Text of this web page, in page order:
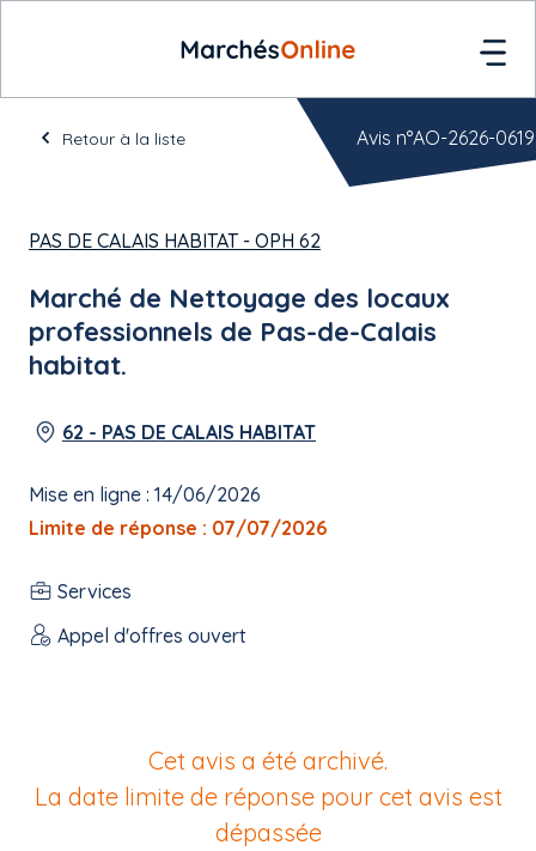
Retour à la liste
PAS DE CALAIS HABITAT - OPH 62
Marché de Nettoyage des locaux
professionnels de Pas-de-Calais
habitat.
62 - PAS DE CALAIS HABITAT
Mise en ligne : 14/06/2026
Limite de réponse : 07/07/2026
Services
Appel d'offres ouvert
Avis n°AO-2626-0619
Cet avis a été archivé.
La date limite de réponse pour cet avis est
dépassée